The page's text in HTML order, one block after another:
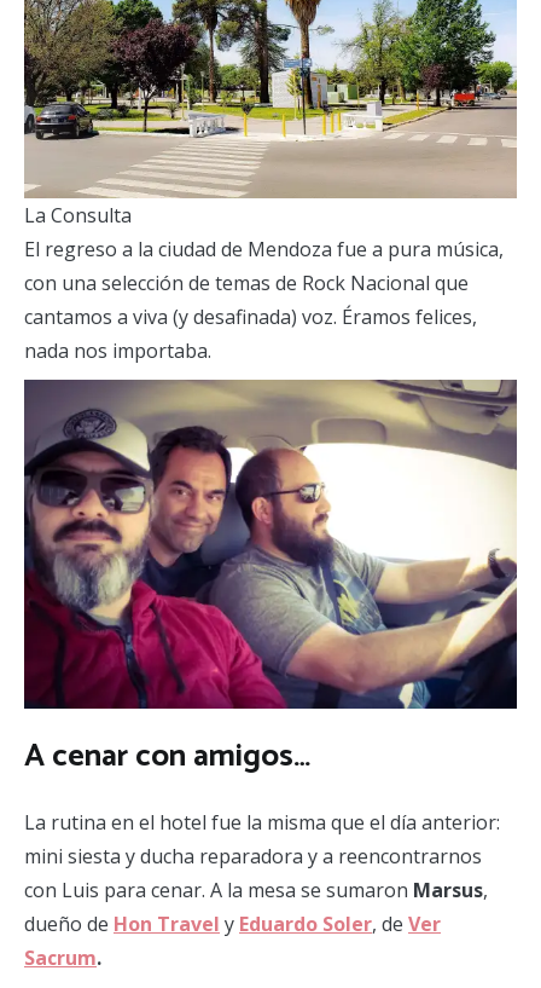
La Consulta
El regreso a la ciudad de Mendoza fue a pura música,
con una selección de temas de Rock Nacional que
cantamos a viva (y desafinada) voz. Éramos felices,
nada nos importaba.
A cenar con amigos…
La rutina en el hotel fue la misma que el día anterior:
mini siesta y ducha reparadora y a reencontrarnos
con Luis para cenar. A la mesa se sumaron Marsus,
dueño de Hon Travel y Eduardo Soler, de Ver
Sacrum.